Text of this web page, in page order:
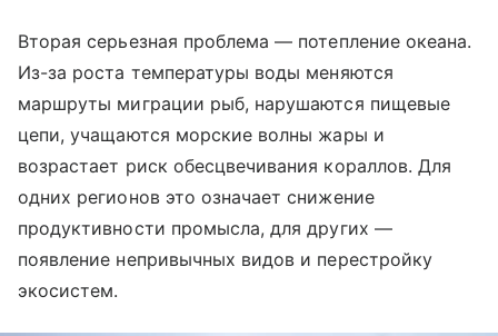
Вторая серьезная проблема — потепление океана.
Из-за роста температуры воды меняются
маршруты миграции рыб, нарушаются пищевые
цепи, учащаются морские волны жары и
возрастает риск обесцвечивания кораллов. Для
одних регионов это означает снижение
продуктивности промысла, для других —
появление непривычных видов и перестройку
экосистем.